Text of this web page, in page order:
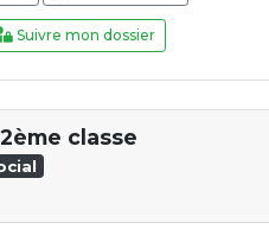
Suivre mon dossier
classe